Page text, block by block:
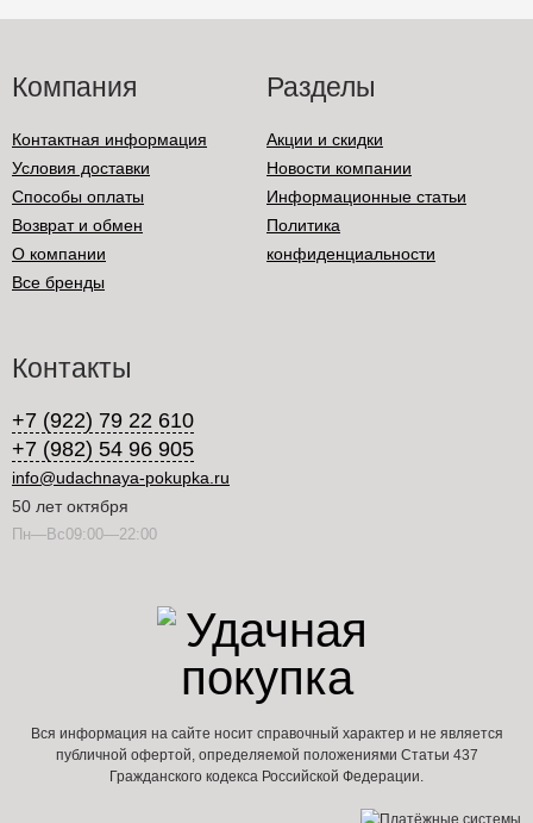
Компания
Контактная информация
Условия доставки
Способы оплаты
Возврат и обмен
О компании
Все бренды
Разделы
Акции и скидки
Новости компании
Информационные статьи
Политика
конфиденциальности
Контакты
+7 (922) 79 22 610
+7 (982) 54 96 905
info@udachnaya-pokupka.ru
50 лет октября
Пн—Вс09:00—22:00
Вся информация на сайте носит справочный характер и не является
публичной офертой, определяемой положениями Статьи 437
Гражданского кодекса Российской Федерации.